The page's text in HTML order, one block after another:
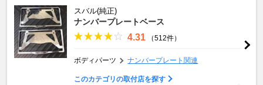
スバル(純正)
ナンバープレートベース
4.31 （512件）
ボディパーツ ナンバープレート関連
このカテゴリの取付店を探す